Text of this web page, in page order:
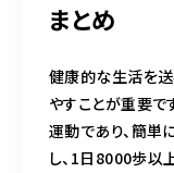
まとめ
健康的な生活を
やすことが重要で
運動であり、簡単
し、1日8000歩以